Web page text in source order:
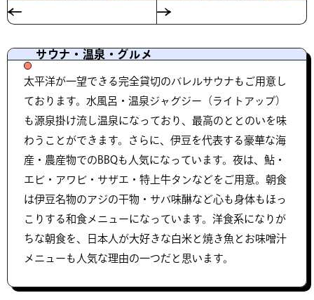
サウナ・温泉・グルメ
太平洋が一望できる完全貸切のバレルサウナもご用意し
ております。水風呂・温泉ジャグジー（ライトアップ）
も源泉掛け流し温泉になっており、最高のととのいを味
わうことができます。さらに、伊豆を代表する豪華な海
産・農産物でのBBQも人気になっています。夜は、鮎・
エビ・アワビ・サザエ・特上牛タンなどをご用意。朝食
は伊豆名物のアジの干物・サバ味醂など心も身体もほっ
こりする和食メニューになっています。洋食系になりが
ちな朝食を、日本人が大好きな白米と焼き魚とお味噌汁
メニューも人気な理由の一つだと思います。